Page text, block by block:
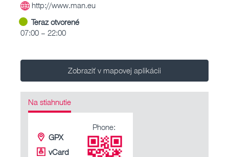
http://www.man.eu
Teraz otvorené
07:00 – 22:00
Zobraziť v mapovej aplikácii
Na stiahnutie
GPX
vCard
Phone: